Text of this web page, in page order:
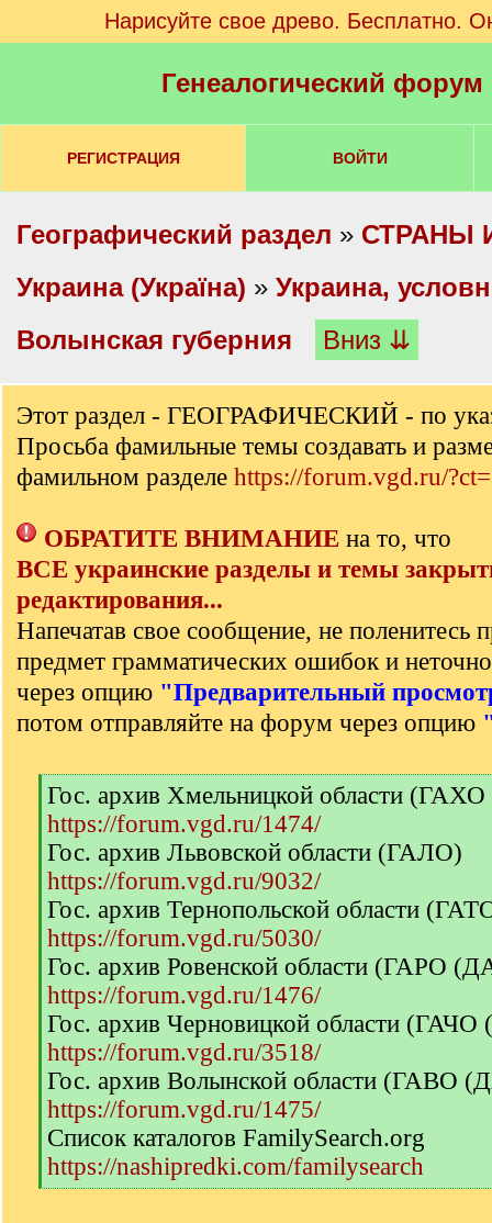
Нарисуйте свое древо. Бесплатно.
Генеалогический
РЕГИСТРАЦИЯ ВОЙТИ
Географический раздел » СТРАНЫ
Украина (Україна) » Украина,
Волынская губерния
Вниз ⇊
Этот раздел - ГЕОГРАФИЧЕСКИЙ - по
Просьба фамильные темы создавать и
фамильном разделе https://forum.vgd.ru/
ОБРАТИТЕ ВНИМАНИЕ на то, что
ВСЕ украинские разделы и темы
редактирования...
Напечатав свое сообщение, не поленитесь
предмет грамматических ошибок и
через опцию "Предварительный
потом отправляйте на форум через опцию
[
q
]
Гос. архив Хмельницкой области
https://forum.vgd.ru/1474/
Гос. архив Львовской области (ГАЛО)
https://forum.vgd.ru/9032/
Гос. архив Тернопольской области
https://forum.vgd.ru/5030/
Гос. архив Ровенской области (ГАРО
https://forum.vgd.ru/1476/
Гос. архив Черновицкой области
https://forum.vgd.ru/3518/
Гос. архив Волынской области (ГАВО
https://forum.vgd.ru/1475/
Список каталогов FamilySearch.org
https://nashipredki.com/familysearch
[